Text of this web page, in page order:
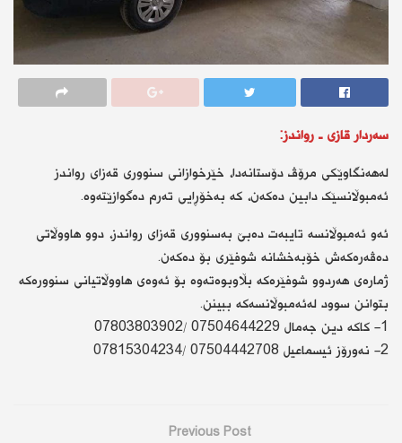
سەردار قازی ـ رواندز:
لەهەنگاوێکی مرۆڤ دۆستانەدا، خێرخوازانی سنووری قەزای رواندز
ئەمبوڵانسێک دابین دەکەن، کە بەخۆڕایی تەرم دەگوازێتەوە.
ئەو ئەمبوڵانسە تایبەت دەبێ بەسنووری قەزای رواندز، دوو هاووڵاتی
دەڤەرەکەش خۆبەخشانە شوفێری بۆ دەکەن.
ژمارەی هەردوو شوفێرەکە بڵاوبوەتەوە بۆ ئەوەی هاووڵاتیانی سنوورەکە
بتوانن سوود لەئەمبوڵانسەکە ببینن.
1- كاكە دین جەمال 07504644229 /07803803902
2- نەورۆز ئیسماعیل 07504442708 /07815304234
Previous Post